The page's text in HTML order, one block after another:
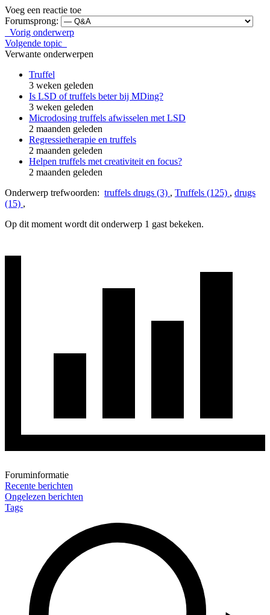
Voeg een reactie toe
Forumsprong:
Vorig onderwerp
Volgende topic
Verwante onderwerpen
Truffel
3 weken geleden
Is LSD of truffels beter bij MDing?
3 weken geleden
Microdosing truffels afwisselen met LSD
2 maanden geleden
Regressietherapie en truffels
2 maanden geleden
Helpen truffels met creativiteit en focus?
2 maanden geleden
Onderwerp trefwoorden: truffels drugs (3) , Truffels (125) , drugs
(15) ,
Op dit moment wordt dit onderwerp 1 gast bekeken.
Foruminformatie
Recente berichten
Ongelezen berichten
Tags